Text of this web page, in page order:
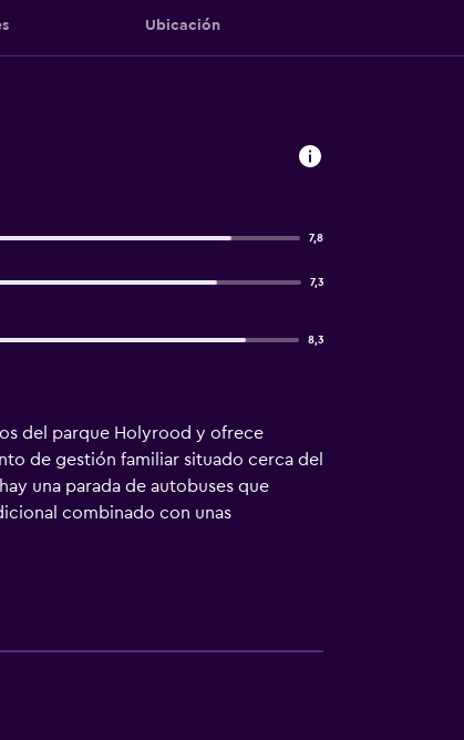
Ubicación
7,8
7,3
8,3
del parque Holyrood y ofrece
de gestión familiar situado cerca del
una parada de autobuses que
combinado con unas